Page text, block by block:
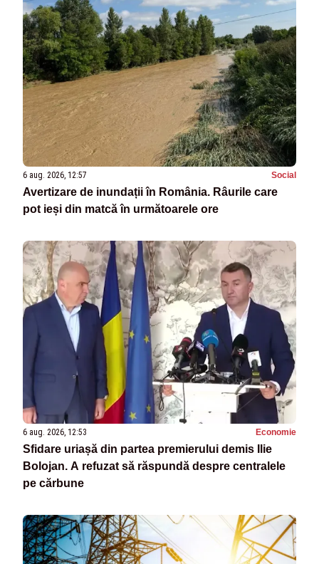
6 aug. 2026, 12:57 Social
Avertizare de inundații în România. Râurile care
pot ieși din matcă în următoarele ore
6 aug. 2026, 12:53 Economie
Sfidare uriașă din partea premierului demis Ilie
Bolojan. A refuzat să răspundă despre centralele
pe cărbune